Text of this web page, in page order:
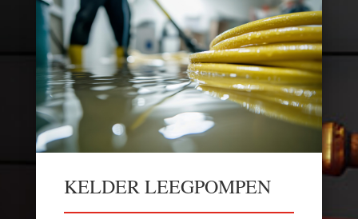
KELDER LEEGPOMPEN